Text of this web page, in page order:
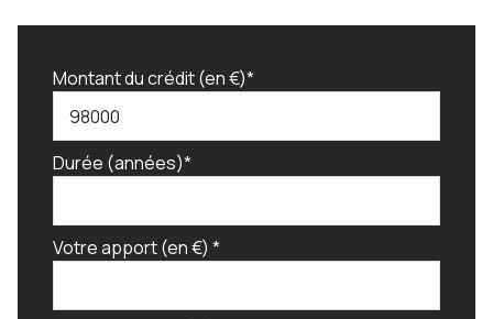
Montant du crédit (en €)*
Durée (années)*
Votre apport (en €) *